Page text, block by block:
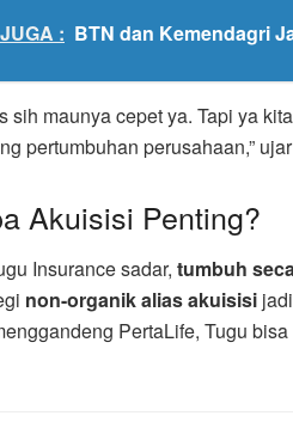
: BTN dan Kemendagri
sih maunya cepet ya. Tapi ya
pertumbuhan perusahaan,”
Akuisisi Penting?
Insurance sadar, tumbuh
non-organik alias akuisisi
PertaLife, Tugu